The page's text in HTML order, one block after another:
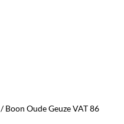
/ Boon Oude Geuze VAT 86